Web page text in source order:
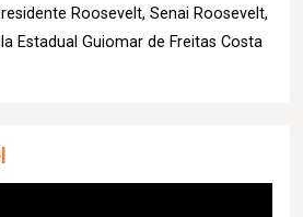
Roosevelt, Senai Roosevelt,
Estadual Guiomar de Freitas Costa